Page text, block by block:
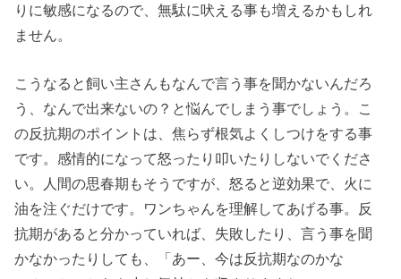
りに敏感になるので、無駄に吠える事も増えるかもしれ
ません。
こうなると飼い主さんもなんで言う事を聞かないんだろ
う、なんで出来ないの？と悩んでしまう事でしょう。こ
の反抗期のポイントは、焦らず根気よくしつけをする事
です。感情的になって怒ったり叩いたりしないでくださ
い。人間の思春期もそうですが、怒ると逆効果で、火に
油を注ぐだけです。ワンちゃんを理解してあげる事。反
抗期があると分かっていれば、失敗したり、言う事を聞
かなかったりしても、「あー、今は反抗期なのかな